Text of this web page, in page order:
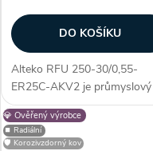
DO KOŠÍKU
Alteko RFU 250-30/0,55-
ER25C-AKV2 je průmyslový
radiální ventilátor s přímým
pohonem AC, určený pro
profesionální využití. Vyniká
💎 Ověřený výrobce
⏹️ Radiální
🛡️ Korozivzdorný kov